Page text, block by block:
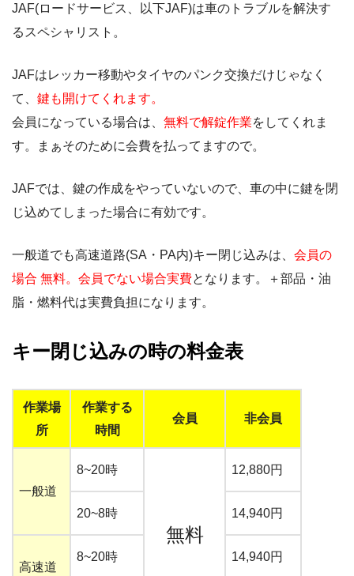
JAF(ロードサービス、以下JAF)は車のトラブルを解決す
るスペシャリスト。
JAFはレッカー移動やタイヤのパンク交換だけじゃなく
て、 鍵も開けてくれます。
会員になっている場合は、 無料で解錠作業をしてくれま
す。まぁそのために会費を払ってますので。
JAFでは、鍵の作成をやっていないので、車の中に鍵を閉
じ込めてしまった場合に有効です。
一般道でも高速道路(SA・PA内)キー閉じ込みは、 会員の
場合 無料。会員でない場合実費となります。＋部品・油
脂・燃料代は実費負担になります。
キー閉じ込みの時の料金表
作業場
所
作業する
時間
会員 非会員
一般道
8~20時
無料
12,880円
20~8時 14,940円
高速道
8~20時 14,940円